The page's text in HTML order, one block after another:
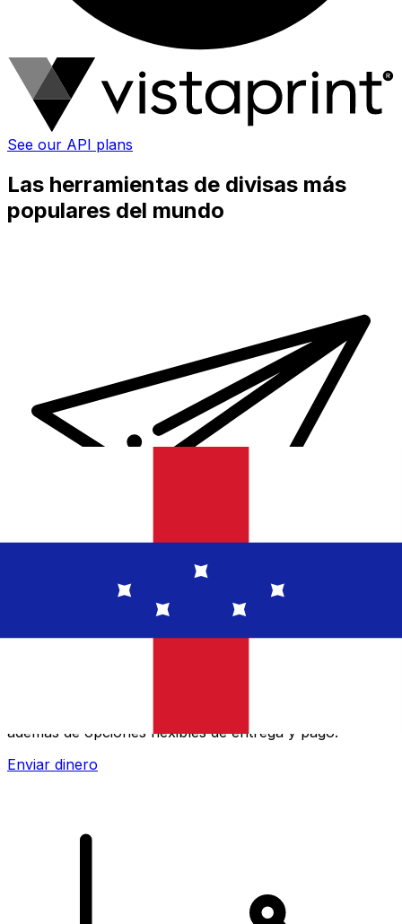
See our API plans
Las herramientas de divisas más
populares del mundo
además de opciones flexibles de entrega y pago.
Enviar dinero